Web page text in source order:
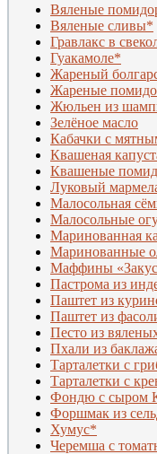
Вяленые
Вяленые сливы*
Гравлакс в
Гуакамоле*
Жареный
Жареные
Жюльен из
Зелёное масло
Кабачки с
Квашеная
Квашеные
Луковый
Малосольная
Малосольные
Маринованная
Маринованные
Маффины
Пастрома из
Паштет из
Паштет из
Песто из
Пхали из
Тарталетки с
Тарталетки с
Фондю с сыром
Форшмак из
Хумус*
Черемша с